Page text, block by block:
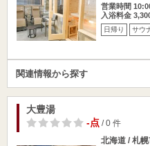
営業時間
入浴料金
日帰り サウ
関連情報から探す
大豊湯
-点/ 0 件
北海道 / 札